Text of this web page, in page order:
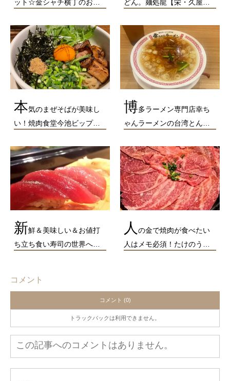
ット☆金シャチ横丁のお…
どん。麺処龍【栄・久屋…
本気のまぜそばが美味し
い！焼肉食堂今池ビップ…
博多ラーメン専門店幸ち
ゃんラーメンの台湾とん…
新鮮＆美味しい＆お値打
ち立ち食い寿司の世界へ…
人 の金で焼肉が食べたい
人はメモ必須！たけのう…
コメント
コメント (0)
トラックバックは利用できません。
この記事へのコメントはありません。